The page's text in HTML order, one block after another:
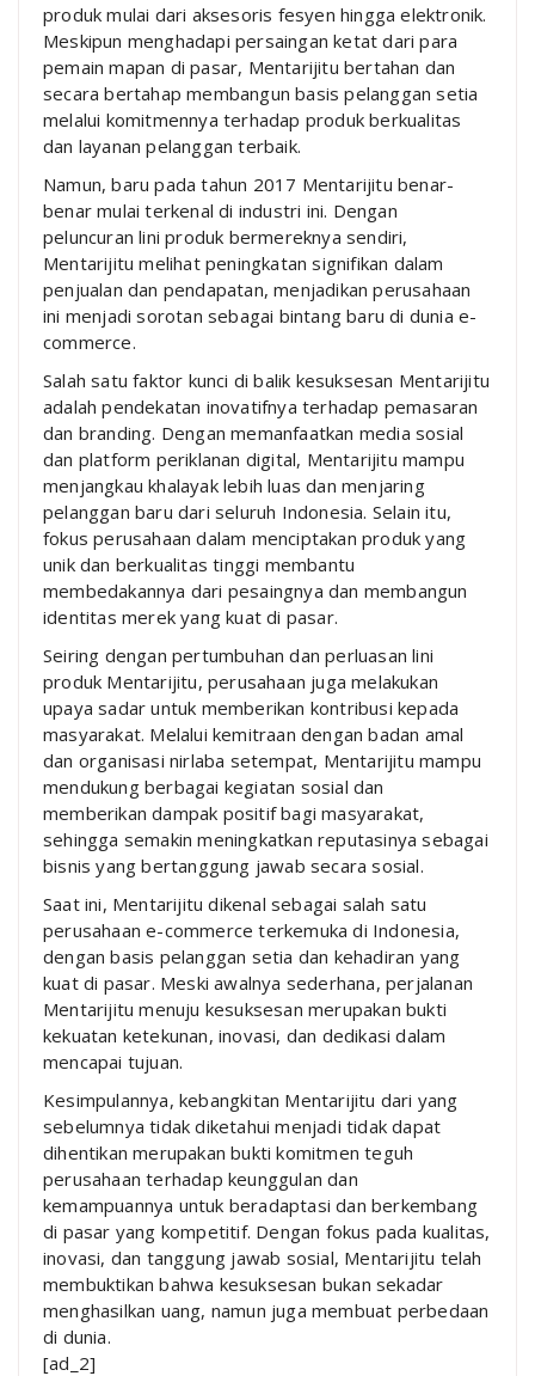
produk mulai dari aksesoris fesyen hingga elektronik.
Meskipun menghadapi persaingan ketat dari para
pemain mapan di pasar, Mentarijitu bertahan dan
secara bertahap membangun basis pelanggan setia
melalui komitmennya terhadap produk berkualitas
dan layanan pelanggan terbaik.
Namun, baru pada tahun 2017 Mentarijitu benar-
benar mulai terkenal di industri ini. Dengan
peluncuran lini produk bermereknya sendiri,
Mentarijitu melihat peningkatan signifikan dalam
penjualan dan pendapatan, menjadikan perusahaan
ini menjadi sorotan sebagai bintang baru di dunia e-
commerce.
Salah satu faktor kunci di balik kesuksesan Mentarijitu
adalah pendekatan inovatifnya terhadap pemasaran
dan branding. Dengan memanfaatkan media sosial
dan platform periklanan digital, Mentarijitu mampu
menjangkau khalayak lebih luas dan menjaring
pelanggan baru dari seluruh Indonesia. Selain itu,
fokus perusahaan dalam menciptakan produk yang
unik dan berkualitas tinggi membantu
membedakannya dari pesaingnya dan membangun
identitas merek yang kuat di pasar.
Seiring dengan pertumbuhan dan perluasan lini
produk Mentarijitu, perusahaan juga melakukan
upaya sadar untuk memberikan kontribusi kepada
masyarakat. Melalui kemitraan dengan badan amal
dan organisasi nirlaba setempat, Mentarijitu mampu
mendukung berbagai kegiatan sosial dan
memberikan dampak positif bagi masyarakat,
sehingga semakin meningkatkan reputasinya sebagai
bisnis yang bertanggung jawab secara sosial.
Saat ini, Mentarijitu dikenal sebagai salah satu
perusahaan e-commerce terkemuka di Indonesia,
dengan basis pelanggan setia dan kehadiran yang
kuat di pasar. Meski awalnya sederhana, perjalanan
Mentarijitu menuju kesuksesan merupakan bukti
kekuatan ketekunan, inovasi, dan dedikasi dalam
mencapai tujuan.
Kesimpulannya, kebangkitan Mentarijitu dari yang
sebelumnya tidak diketahui menjadi tidak dapat
dihentikan merupakan bukti komitmen teguh
perusahaan terhadap keunggulan dan
kemampuannya untuk beradaptasi dan berkembang
di pasar yang kompetitif. Dengan fokus pada kualitas,
inovasi, dan tanggung jawab sosial, Mentarijitu telah
membuktikan bahwa kesuksesan bukan sekadar
menghasilkan uang, namun juga membuat perbedaan
di dunia.
[ad_2]